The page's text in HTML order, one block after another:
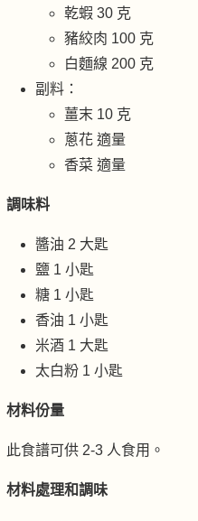
乾蝦 30 克
豬絞肉 100 克
白麵線 200 克
副料：
薑末 10 克
蔥花 適量
香菜 適量
調味料
醬油 2 大匙
鹽 1 小匙
糖 1 小匙
香油 1 小匙
米酒 1 大匙
太白粉 1 小匙
材料份量
此食譜可供 2-3 人食用。
材料處理和調味